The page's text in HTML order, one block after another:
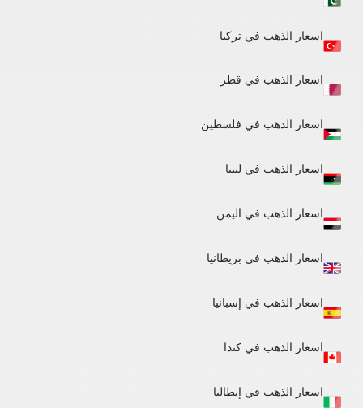
اسعار الذهب في تركيا
اسعار الذهب في قطر
اسعار الذهب في فلسطين
اسعار الذهب في ليبيا
اسعار الذهب في اليمن
اسعار الذهب في بريطانيا
اسعار الذهب في إسبانيا
اسعار الذهب في كندا
اسعار الذهب في إيطاليا